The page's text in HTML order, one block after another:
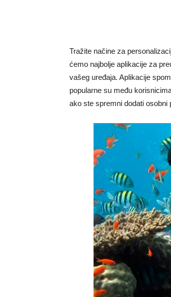
Tražite načine za
ćemo najbolje aplikacije za
vašeg uređaja. Aplikacije
popularne su među
ako ste spremni dodati osobni